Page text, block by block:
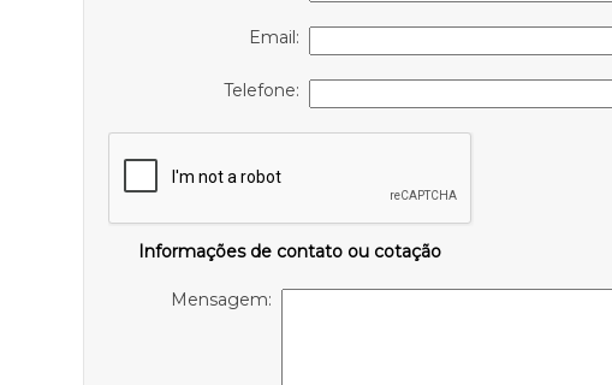
Email:
Telefone:
Informações de contato ou cotação
Mensagem: